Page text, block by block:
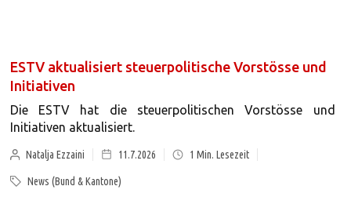
ESTV aktualisiert steuerpolitische Vorstösse und
Initiativen
Die ESTV hat die steuerpolitischen Vorstösse und
Initiativen aktualisiert.
Natalja Ezzaini 11.7.2026 1 Min. Lesezeit
News (Bund & Kantone)